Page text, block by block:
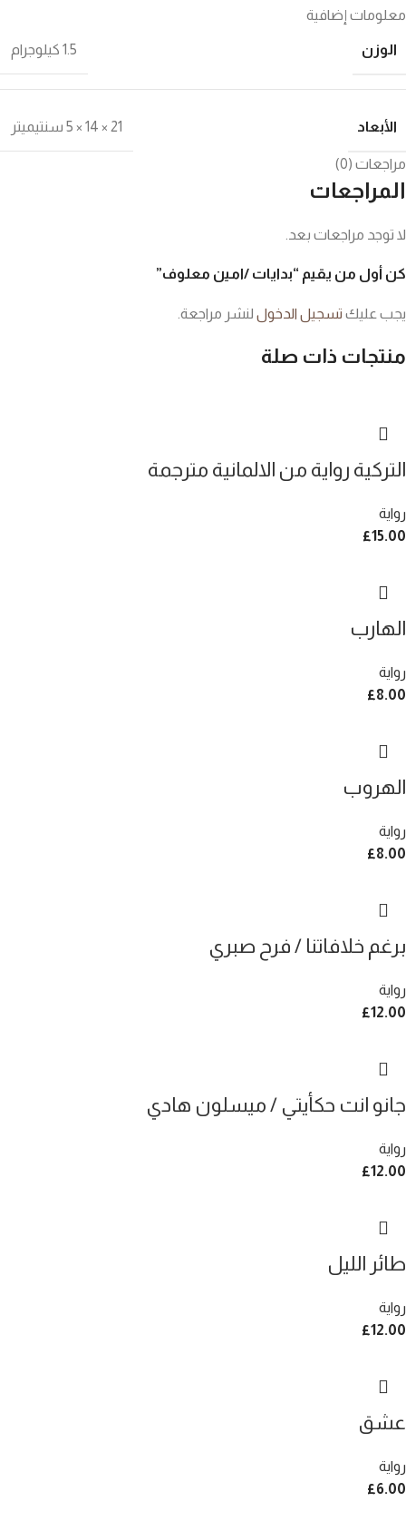
معلومات إضافية
الوزن 1.5 كيلوجرام
الأبعاد 21 × 14 × 5 سنتيميتر
مراجعات (0)
المراجعات
لا توجد مراجعات بعد.
كن أول من يقيم “بدايات /امين معلوف”
يجب عليك تسجيل الدخول لنشر مراجعة.
منتجات ذات صلة
التركية رواية من الالمانية مترجمة
رواية
£15.00
الهارب
رواية
£8.00
الهروب
رواية
£8.00
برغم خلافاتنا / فرح صبري
رواية
£12.00
جانو انت حكأيتي / ميسلون هادي
رواية
£12.00
طائر الليل
رواية
£12.00
عشق
رواية
£6.00